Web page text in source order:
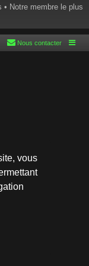
vous
• Notre membre le plus
Nous contacter
Limited